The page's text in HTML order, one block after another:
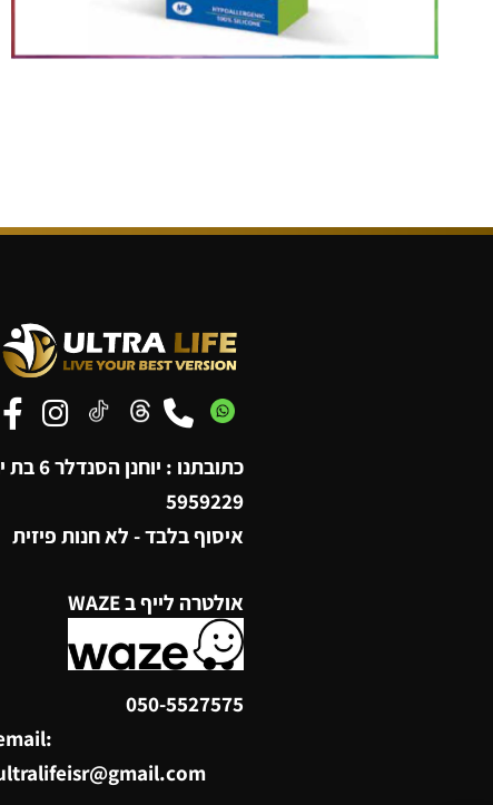
5959229
איסוף בלבד - לא חנות פיזית
אולטרה לייף ב WAZE
050-5527575